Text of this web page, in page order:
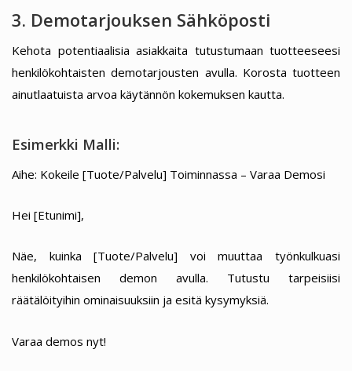
3. Demotarjouksen Sähköposti
Kehota potentiaalisia asiakkaita tutustumaan tuotteeseesi
henkilökohtaisten demotarjousten avulla. Korosta tuotteen
ainutlaatuista arvoa käytännön kokemuksen kautta.
Esimerkki Malli:
Aihe: Kokeile [Tuote/Palvelu] Toiminnassa – Varaa Demosi
Hei [Etunimi],
Näe, kuinka [Tuote/Palvelu] voi muuttaa työnkulkuasi
henkilökohtaisen demon avulla. Tutustu tarpeisiisi
räätälöityihin ominaisuuksiin ja esitä kysymyksiä.
Varaa demos nyt!